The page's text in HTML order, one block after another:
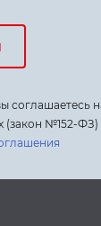
соглашаетесь
(закон №152-